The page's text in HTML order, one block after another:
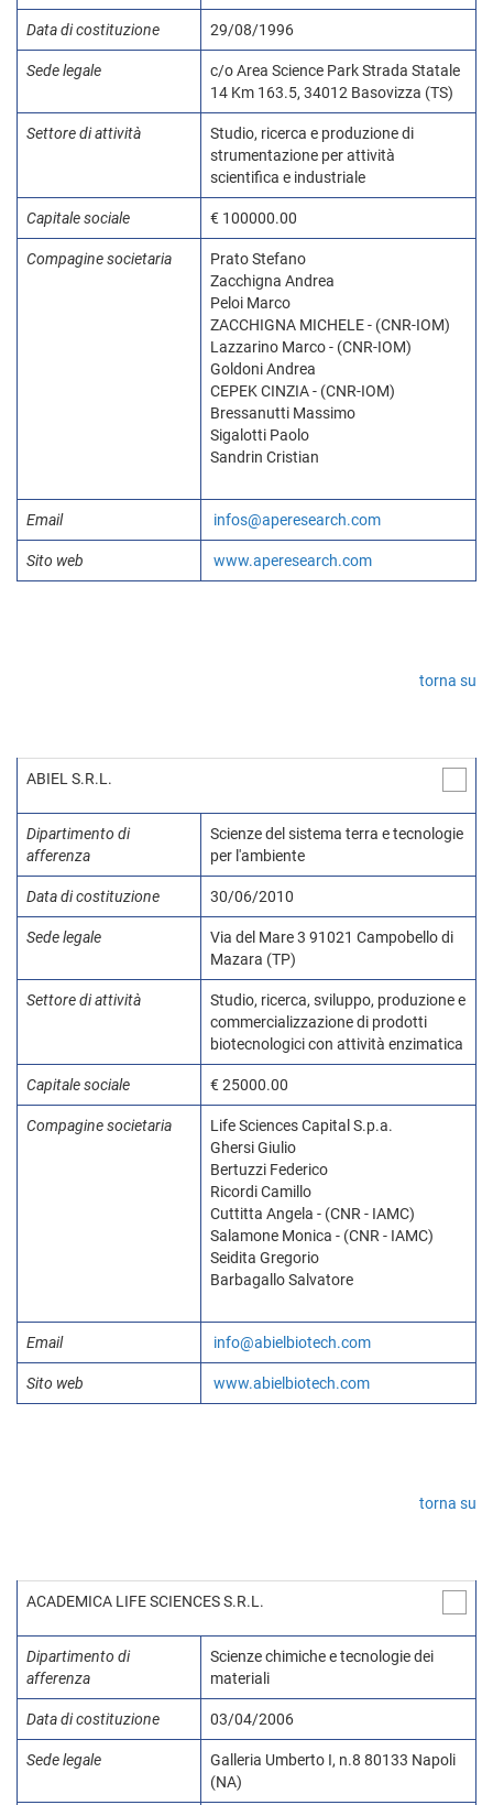
Data di costituzione 29/08/1996
Sede legale
c/o Area Science Park Strada Statale
14 Km 163.5, 34012 Basovizza (TS)
Settore di attività
Studio, ricerca e produzione di
strumentazione per attività
scientifica e industriale
Capitale sociale € 100000.00
Compagine societaria
Prato Stefano
Zacchigna Andrea
Peloi Marco
ZACCHIGNA MICHELE - (CNR-IOM)
Lazzarino Marco - (CNR-IOM)
Goldoni Andrea
CEPEK CINZIA - (CNR-IOM)
Bressanutti Massimo
Sigalotti Paolo
Sandrin Cristian
Email infos@aperesearch.com
Sito web www.aperesearch.com
torna su
ABIEL S.R.L.
Dipartimento di
afferenza
Scienze del sistema terra e tecnologie
per l'ambiente
Data di costituzione 30/06/2010
Sede legale
Via del Mare 3 91021 Campobello di
Mazara (TP)
Settore di attività
Studio, ricerca, sviluppo, produzione e
commercializzazione di prodotti
biotecnologici con attività enzimatica
Capitale sociale € 25000.00
Compagine societaria
Life Sciences Capital S.p.a.
Ghersi Giulio
Bertuzzi Federico
Ricordi Camillo
Cuttitta Angela - (CNR - IAMC)
Salamone Monica - (CNR - IAMC)
Seidita Gregorio
Barbagallo Salvatore
Email info@abielbiotech.com
Sito web www.abielbiotech.com
torna su
ACADEMICA LIFE SCIENCES S.R.L.
Dipartimento di
afferenza
Scienze chimiche e tecnologie dei
materiali
Data di costituzione 03/04/2006
Sede legale
Galleria Umberto I, n.8 80133 Napoli
(NA)